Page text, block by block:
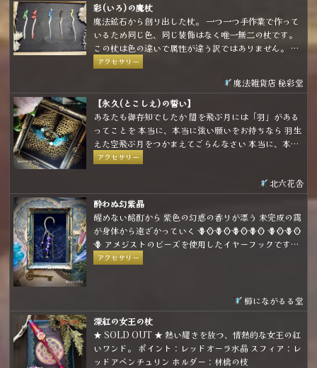
彩(いろ)の魔杖
魔法鉱石から創り出した杖。 一つ一つ手作業で作って
いるため同じ色、同じ装飾はなく唯一無二の杖です。
この杖は色の違いで属性が違う訳ではありません。 使
用者を惹き寄せ、幸せへ導くための色の違いです。
れる色って人によって違うよね」ということを言いた
かったです💦)
アクセサリー
魔法雑貨店 秘彩堂
【永久(とこしえ)の誓い】
あなたも御存知でしたか 闇を飛ぶ月には「羽」がある
ってことを 本当に、本当に強い願いをお持ちなら 羽生
えた空飛ぶ月をつかまえてごらんなさい 本当に、本当
に強い願いなら 月はその願いを叶えてくれるでしょう
アクセサリー
北六花舎
酔わぬ幻紫晶
醒めない酩酊から 紫色の幻惑の香りが漂う 未完成の靄
が身体から遠ざかっていく 🪻🪞🪻🪞🪻🪞🪻🪞 🪻🪞🪻🪞
🪻 アメジストのビーズを使用したイヤーフックです。
パープルとゴールドの組み合わせで煌びやかな雰囲気
アクセサリー
櫛にながるる堂
深紅の女王の杖
★ SOLD OUT ★ 熱い耀きを放つ、情熱的な女王の紅
いワンド。 ポイント：レッドオーラ水晶 スフィア：レ
ッドアベンチュリン ホルダー：林檎の枝